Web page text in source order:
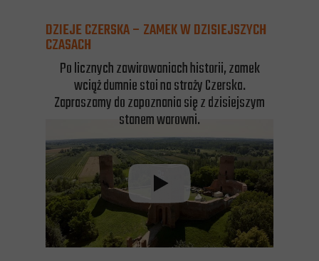
DZIEJE CZERSKA – ZAMEK W DZISIEJSZYCH
CZASACH
Po licznych zawirowaniach historii, zamek
wciąż dumnie stoi na straży Czerska.
Zapraszamy do zapoznania się z dzisiejszym
stanem warowni.